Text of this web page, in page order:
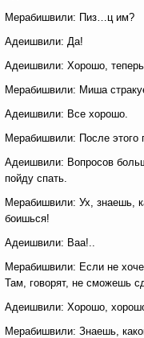
Мерабишвили: Пиз…ц им?
Адеишвили: Да!
Адеишвили: Хорошо,
Мерабишвили: Миша
Адеишвили: Все хорошо.
Мерабишвили: После этого
Адеишвили: Вопросов
пойду спать.
Мерабишвили: Ух, знаешь,
боишься!
Адеишвили: Ваа!..
Мерабишвили: Если не
Там, говорят, не сможешь
Адеишвили: Хорошо,
Мерабишвили: Знаешь,